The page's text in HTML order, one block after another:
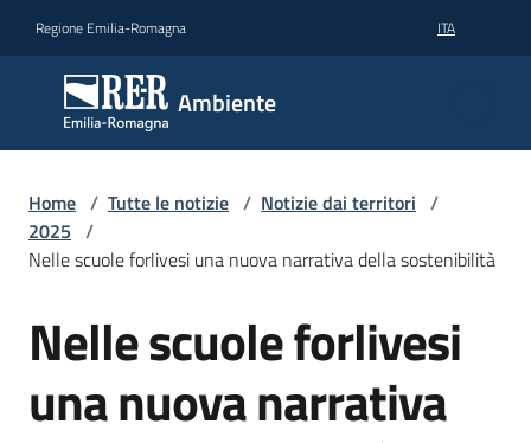
Regione Emilia-Romagna ITA
Ambiente
Ambiente
Home / Tutte le notizie / Notizie dai territori /
2025 /
Nelle scuole forlivesi una nuova narrativa della sostenibilità
Salta al contenuto
Nelle scuole forlivesi
una nuova narrativa